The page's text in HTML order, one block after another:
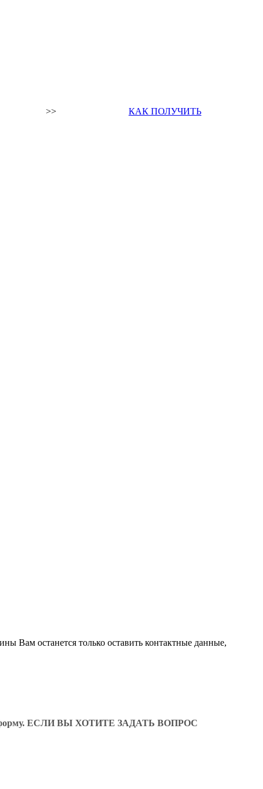
>> КАК ПОЛУЧИТЬ
Вам останется только оставить контактные данные,
форму. ЕСЛИ ВЫ ХОТИТЕ ЗАДАТЬ ВОПРОС